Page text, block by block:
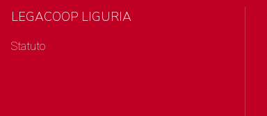
LEGACOOP LIGURIA
Statuto